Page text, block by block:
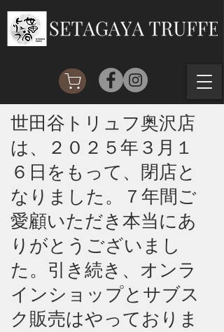
​世田谷トリュフ奥沢店
は、２０２５年３月１
６日をもって、閉店と
なりました。７年間ご
愛顧いただき本当にあ
りがとうございまし
た。引き続き、オンラ
インショップとサブス
ク販売はやっておりま